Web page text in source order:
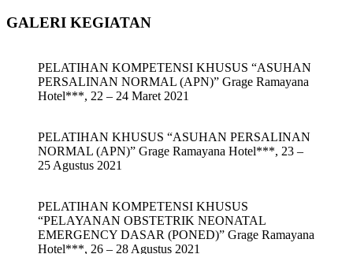
GALERI KEGIATAN
PELATIHAN KOMPETENSI KHUSUS “ASUHAN
PERSALINAN NORMAL (APN)” Grage Ramayana
Hotel***, 22 – 24 Maret 2021
PELATIHAN KHUSUS “ASUHAN PERSALINAN
NORMAL (APN)” Grage Ramayana Hotel***, 23 –
25 Agustus 2021
PELATIHAN KOMPETENSI KHUSUS
“PELAYANAN OBSTETRIK NEONATAL
EMERGENCY DASAR (PONED)” Grage Ramayana
Hotel***, 26 – 28 Agustus 2021